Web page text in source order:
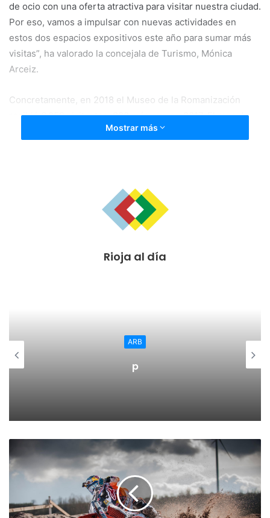
de ocio con una oferta atractiva para visitar nuestra ciudad.
Por eso, vamos a impulsar con nuevas actividades en
estos dos espacios expositivos este año para sumar más
visitas”, ha valorado la concejala de Turismo, Mónica
Arceiz.
Concretamente, en 2018 el Museo de la Romanización
recibió 6.059 visitantes, 800 más que en 2017. El mes de
mayor afluencia fue mayo con 694 visitas.
Calahorra, Logroño y Miranda de Ebro alcanzando entre
profesores y alumnos 525 personas. El resto de grupos
corresponden a asociaciones de personas mayores.
Las visitas en grupos sumaron 3.116 personas y los
una representación del 17,77%, de los vascos con un
porcentaje del 15,29% y de catalanes con un 6,5%.
Como es habitual, abril fue el mes que más personas
visitaron este espacio expositivo dedicado a los productos
hortofrutícolas -único en España-, coincidiendo con la
celebración de las Jornadas Gastronómicas de la Verduras,
declaradas Fiesta de Interés Regional. A lo largo de este
Mostrar más
Rioja al día
ARB
p